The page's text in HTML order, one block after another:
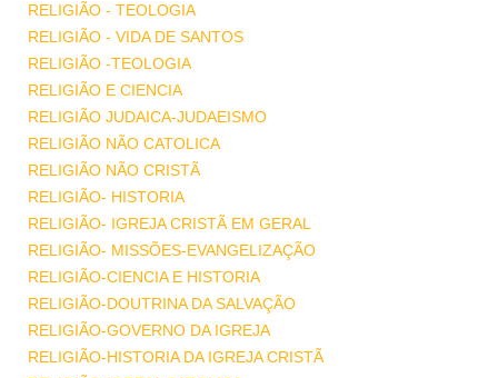
RELIGIÃO - TEOLOGIA
RELIGIÃO - VIDA DE SANTOS
RELIGIÃO -TEOLOGIA
RELIGIÃO E CIENCIA
RELIGIÃO JUDAICA-JUDAEISMO
RELIGIÃO NÃO CATOLICA
RELIGIÃO NÃO CRISTÃ
RELIGIÃO- HISTORIA
RELIGIÃO- IGREJA CRISTÃ EM GERAL
RELIGIÃO- MISSÕES-EVANGELIZAÇÃO
RELIGIÃO-CIENCIA E HISTORIA
RELIGIÃO-DOUTRINA DA SALVAÇÃO
RELIGIÃO-GOVERNO DA IGREJA
RELIGIÃO-HISTORIA DA IGREJA CRISTÃ